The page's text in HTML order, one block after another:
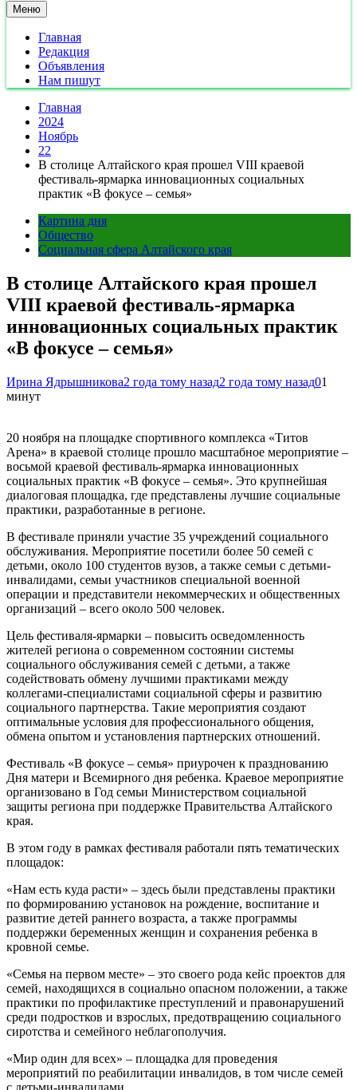
Меню
Главная
Редакция
Объявления
Нам пишут
Главная
2024
Ноябрь
22
В столице Алтайского края прошел VIII краевой
фестиваль-ярмарка инновационных социальных
практик «В фокусе – семья»
Картина дня
Общество
Социальная сфера Алтайского края
В столице Алтайского края прошел
VIII краевой фестиваль-ярмарка
инновационных социальных практик
«В фокусе – семья»
Ирина Ядрышникова2 года тому назад2 года тому назад01
минут
20 ноября на площадке спортивного комплекса «Титов
Арена» в краевой столице прошло масштабное мероприятие –
восьмой краевой фестиваль-ярмарка инновационных
социальных практик «В фокусе – семья». Это крупнейшая
диалоговая площадка, где представлены лучшие социальные
практики, разработанные в регионе.
В фестивале приняли участие 35 учреждений социального
обслуживания. Мероприятие посетили более 50 семей с
детьми, около 100 студентов вузов, а также семьи с детьми-
инвалидами, семьи участников специальной военной
операции и представители некоммерческих и общественных
организаций – всего около 500 человек.
Цель фестиваля-ярмарки – повысить осведомленность
жителей региона о современном состоянии системы
социального обслуживания семей с детьми, а также
содействовать обмену лучшими практиками между
коллегами-специалистами социальной сферы и развитию
социального партнерства. Такие мероприятия создают
оптимальные условия для профессионального общения,
обмена опытом и установления партнерских отношений.
Фестиваль «В фокусе – семья» приурочен к празднованию
Дня матери и Всемирного дня ребенка. Краевое мероприятие
организовано в Год семьи Министерством социальной
защиты региона при поддержке Правительства Алтайского
края.
В этом году в рамках фестиваля работали пять тематических
площадок:
«Нам есть куда расти» – здесь были представлены практики
по формированию установок на рождение, воспитание и
развитие детей раннего возраста, а также программы
поддержки беременных женщин и сохранения ребенка в
кровной семье.
«Семья на первом месте» – это своего рода кейс проектов для
семей, находящихся в социально опасном положении, а также
практики по профилактике преступлений и правонарушений
среди подростков и взрослых, предотвращению социального
сиротства и семейного неблагополучия.
«Мир один для всех» – площадка для проведения
мероприятий по реабилитации инвалидов, в том числе семей
с детьми-инвалидами.